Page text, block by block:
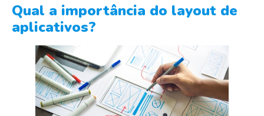
Qual a importância do layout de
aplicativos?